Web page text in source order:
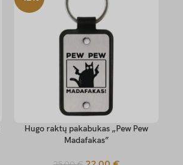
SELECT OPTIONS
Hugo raktų pakabukas „Pew Pew
Madafakas”